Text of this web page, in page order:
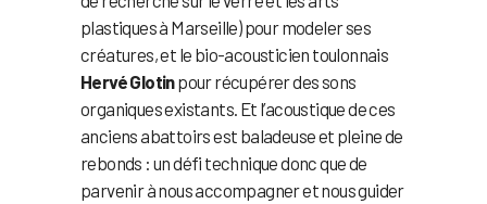
plastiques à Marseille) pour modeler ses
créatures, et le bio-acousticien toulonnais
Hervé Glotinpour récupérer des sons
organiques existants. Et l’acoustique de ces
anciens abattoirs est baladeuse et pleine de
rebonds : un défi technique donc que de
parvenir à nous accompagner et nous guider